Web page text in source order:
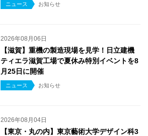
ニュース お知らせ
2026年08月06日
【滋賀】重機の製造現場を見学！日立建機
ティエラ滋賀工場で夏休み特別イベントを8
月25日に開催
ニュース お知らせ
2026年08月04日
【東京・丸の内】東京藝術大学デザイン科3